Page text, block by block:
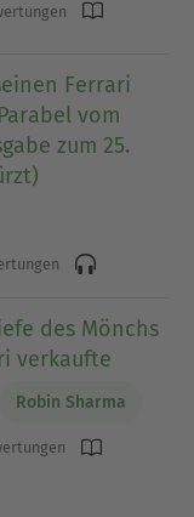
Ferrari
vom
zum 25.
des Mönchs
verkaufte
Robin Sharma